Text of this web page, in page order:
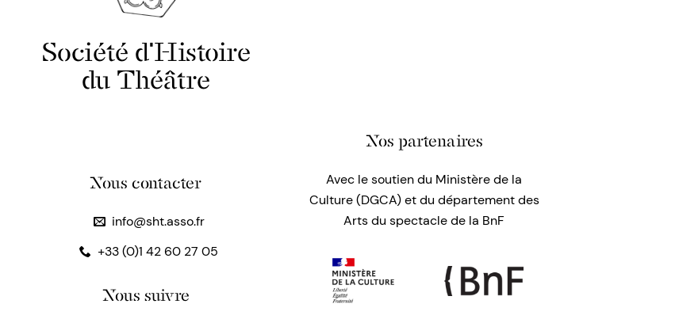
Société d'Histoire
du Théâtre
Nous contacter
info@sht.asso.fr
+33 (0)1 42 60 27 05
Nous suivre
Nos partenaires
Avec le soutien du Ministère de la
Culture (DGCA) et du département des
Arts du spectacle de la BnF